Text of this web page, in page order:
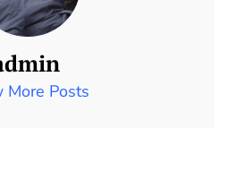
More Posts